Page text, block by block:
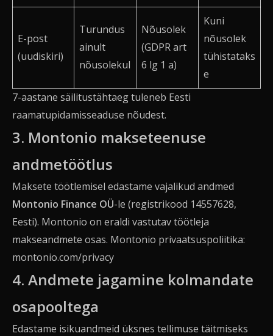
E-post
(uudiskiri)
Turundus
ainult
nõusolekul
Nõusolek
(GDPR art
6 lg 1 a)
Kuni
nõusolek
tühistataks
e
7-aastane säilitustähtaeg tuleneb Eesti
raamatupidamisseaduse nõudest.
3. Montonio makseteenuse
andmetöötlus
Maksete töötlemisel edastame vajalikud andmed
Montonio Finance OÜ-le (registrikood 14557628,
Eesti). Montonio on eraldi vastutav töötleja
makseandmete osas. Montonio privaatsuspoliitika:
montonio.com/privacy
4. Andmete jagamine kolmandate
osapooltega
Edastame isikuandmeid üksnes tellimuse täitmiseks